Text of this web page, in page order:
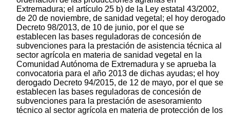
Extremadura; el artículo 25 b) de la Ley estatal 43/2002,
de 20 de noviembre, de sanidad vegetal; el hoy derogado
Decreto 98/2013, de 10 de junio, por el que se
establecen las bases reguladoras de concesión de
subvenciones para la prestación de asistencia técnica al
sector agrícola en materia de sanidad vegetal en la
Comunidad Autónoma de Extremadura y se aprueba la
convocatoria para el año 2013 de dichas ayudas; el hoy
derogado Decreto 94/2015, de 12 de mayo, por el que se
establecen las bases reguladoras de concesión de
subvenciones para la prestación de asesoramiento
técnico al sector agrícola en materia de protección de los